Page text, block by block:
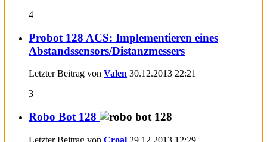
4
Probot 128 ACS: Implementieren eines
Abstandssensors/Distanzmessers
Letzter Beitrag von Valen 30.12.2013 22:21
3
Robo Bot 128
Letzter Beitrag von Croal 29.12.2013 12:29